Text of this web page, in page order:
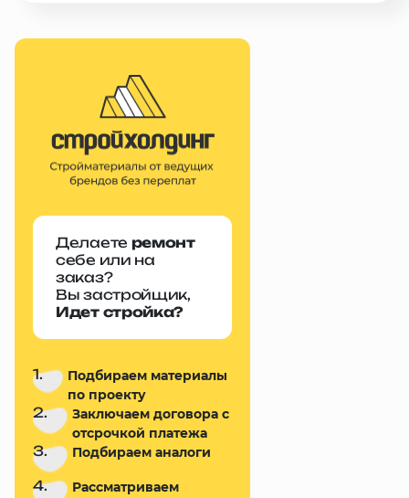
Делаете ремонт
себе или на
заказ?
Вы застройщик,
Идет стройка?
1.
Подбираем материалы
по проекту
2.
Заключаем договора с
отсрочкой платежа
3. Подбираем аналоги
4.
Рассматриваем